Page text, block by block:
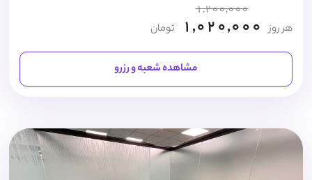
هر روز
1,200,000
1,020,000 تومان
مشاهده شعبه و رزرو